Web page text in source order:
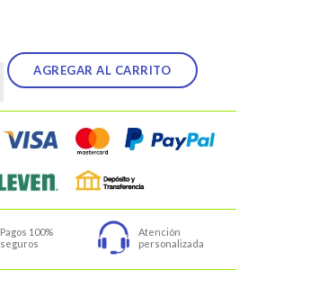
AGREGAR AL CARRITO
Pagos 100%
seguros
Atención
personalizada